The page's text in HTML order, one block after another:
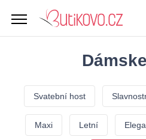
Svatební host
Maxi Letní